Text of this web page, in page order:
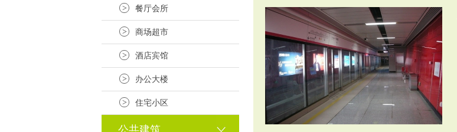
> 餐厅会所
> 商场超市
> 酒店宾馆
> 办公大楼
> 住宅小区
公共建筑